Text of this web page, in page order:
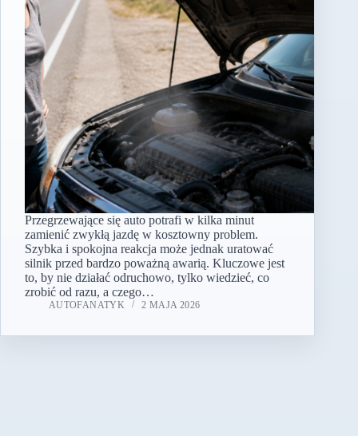
Przegrzewające się auto potrafi w kilka minut
zamienić zwykłą jazdę w kosztowny problem.
Szybka i spokojna reakcja może jednak uratować
silnik przed bardzo poważną awarią. Kluczowe jest
to, by nie działać odruchowo, tylko wiedzieć, co
zrobić od razu, a czego…
AUTOFANATYK 2 MAJA 2026